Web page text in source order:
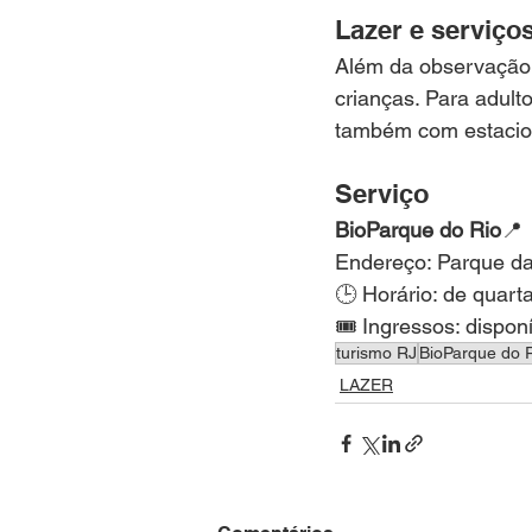
Lazer e
Além da
crianças. Para
também com
Serviço
BioParque do Rio📍
Endereço: Parque
🕒 Horário: de
🎟️ Ingressos:
turismo RJ BioParque do
LAZER